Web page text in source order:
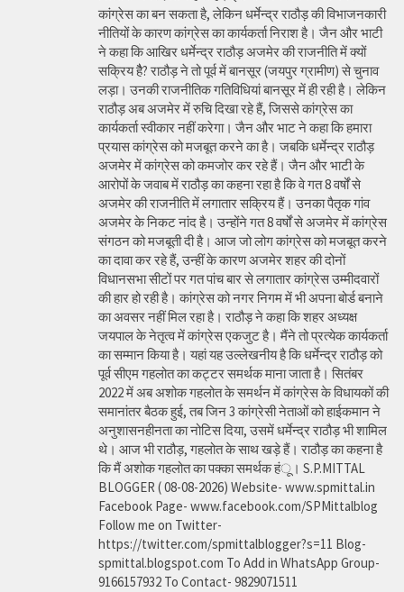
कांग्रेस का बन सकता है, लेकिन धर्मेन्द्र राठौड़ की विभाजनकारी
नीतियों के कारण कांग्रेस का कार्यकर्ता निराश है। जैन और भाटी
ने कहा कि आखिर धर्मेन्द्र राठौड़ अजमेर की राजनीति में क्यों
सक्रिय हैै? राठौड़ ने तो पूर्व में बानसूर (जयपुर ग्रामीण) से चुनाव
लड़ा। उनकी राजनीतिक गतिविधियां बानसूर में ही रही है। लेकिन
राठौड़ अब अजमेर में रुचि दिखा रहे हैं, जिससे कांग्रेस का
कार्यकर्ता स्वीकार नहीं करेगा। जैन और भाट ने कहा कि हमारा
प्रयास कांग्रेस को मजबूत करने का है। जबकि धर्मेन्द्र राठौड़
अजमेर में कांग्रेस को कमजोर कर रहे हैं। जैन और भाटी के
आरोपों के जवाब में राठौड़ का कहना रहा है कि वे गत 8 वर्षों से
अजमेर की राजनीति में लगातार सक्रिय हैं। उनका पैतृक गांव
अजमेर के निकट नांद है। उन्होंने गत 8 वर्षों से अजमेर में कांग्रेस
संगठन को मजबूती दी है। आज जो लोग कांग्रेस को मजबूत करने
का दावा कर रहे हैं, उन्हीं के कारण अजमेर शहर की दोनों
विधानसभा सीटों पर गत पांच बार से लगातार कांग्रेस उम्मीदवारों
की हार हो रही है। कांग्रेस को नगर निगम में भी अपना बोर्ड बनाने
का अवसर नहीं मिल रहा है। राठौड़ ने कहा कि शहर अध्यक्ष
जयपाल के नेतृत्व में कांग्रेस एकजुट है। मैंने तो प्रत्येक कार्यकर्ता
का सम्मान किया है। यहां यह उल्लेखनीय है कि धर्मेन्द्र राठौड़ को
पूर्व सीएम गहलोत का कट्टर समर्थक माना जाता है। सितंबर
2022 में अब अशोक गहलोत के समर्थन में कांग्रेस के विधायकों की
समानांतर बैठक हुई, तब जिन 3 कांग्रेसी नेताओं को हाईकमान ने
अनुशासनहीनता का नोटिस दिया, उसमें धर्मेन्द्र राठौड़ भी शामिल
थे। आज भी राठौड़, गहलोत के साथ खड़े हैं। राठौड़ का कहना है
कि मैं अशोक गहलोत का पक्का समर्थक हंू। S.P.MITTAL
BLOGGER ( 08-08-2026) Website- www.spmittal.in
Facebook Page- www.facebook.com/SPMittalblog
Follow me on Twitter-
https://twitter.com/spmittalblogger?s=11 Blog-
spmittal.blogspot.com To Add in WhatsApp Group-
9166157932 To Contact- 9829071511